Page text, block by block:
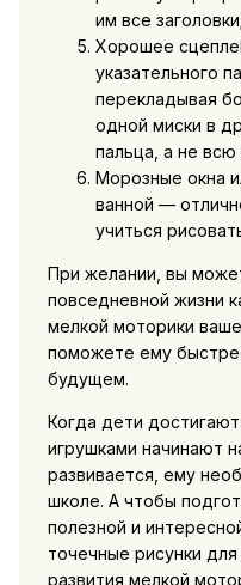
им все заголовки;
Хорошее
указательного
перекладывая
одной миски в
пальца, а не всю
Морозные окна
ванной —
учиться
При желании, вы
повседневной жизни
мелкой моторики
поможете ему
будущем.
Когда дети
игрушками начинают
развивается, ему
школе. А чтобы
полезной и
точечные рисунки для
развития мелкой